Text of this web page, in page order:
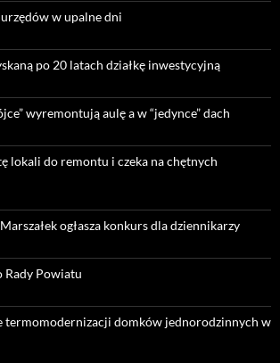
w upalne dni
po 20 latach działkę inwestycyjną
wyremontują aulę a w “jedynce” dach
lokali do remontu i czeka na chętnych
ogłasza konkurs dla dziennikarzy
Rady Powiatu
termomodernizacji domków jednorodzinnych w